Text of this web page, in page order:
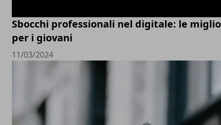
Sbocchi professionali nel digitale: le
per i giovani
11/03/2024